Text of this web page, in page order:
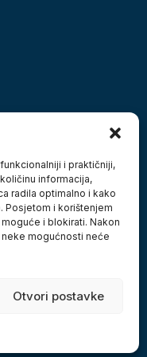
i praktičniji,
informacija,
radila optimalno i kako
Posjetom i korištenjem
i blokirati. Nakon
mogućnosti neće
Otvori postavke